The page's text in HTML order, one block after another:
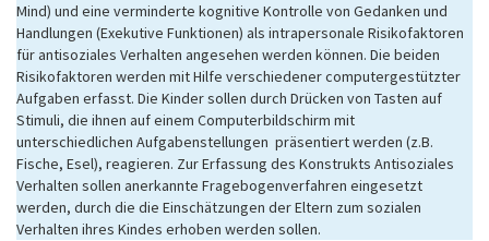
Mind) und eine verminderte kognitive Kontrolle von Gedanken und
Handlungen (Exekutive Funktionen) als intrapersonale Risikofaktoren
für antisoziales Verhalten angesehen werden können. Die beiden
Risikofaktoren werden mit Hilfe verschiedener computergestützter
Aufgaben erfasst. Die Kinder sollen durch Drücken von Tasten auf
Stimuli, die ihnen auf einem Computerbildschirm mit
unterschiedlichen Aufgabenstellungen präsentiert werden (z.B.
Fische, Esel), reagieren. Zur Erfassung des Konstrukts Antisoziales
Verhalten sollen anerkannte Fragebogenverfahren eingesetzt
werden, durch die die Einschätzungen der Eltern zum sozialen
Verhalten ihres Kindes erhoben werden sollen.